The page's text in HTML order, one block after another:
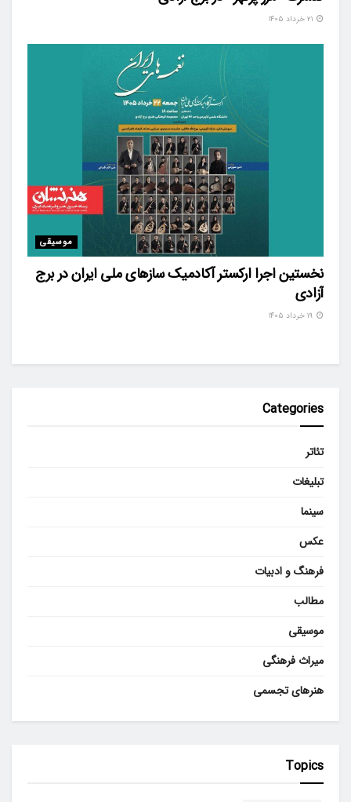
موسیقی
نخستین اجرا ارکستر آکادمیک سازهای ملی ایران در برج
آزادی
Categories
تئاتر
تبلیغات
سینما
عکس
فرهنگ و ادبیات
مطالب
موسیقی
میراث فرهنگی
هنرهای تجسمی
Topics